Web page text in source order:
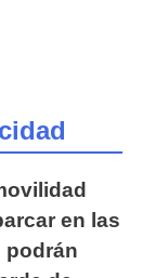
en las
podrán